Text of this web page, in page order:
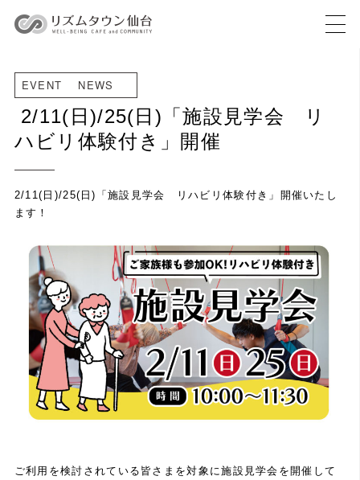
EVENT NEWS
2/11(日)/25(日)「施設見学会 リ
ハビリ体験付き」開催
2/11(日)/25(日)「施設見学会 リハビリ体験付き」開催いたし
ます！
ご利用を検討されている皆さまを対象に施設見学会を開催して